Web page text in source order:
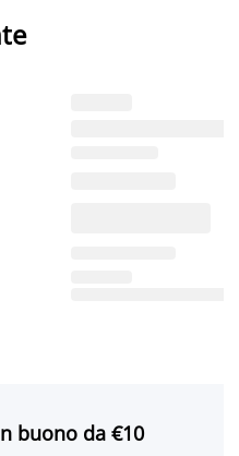
buono da €10